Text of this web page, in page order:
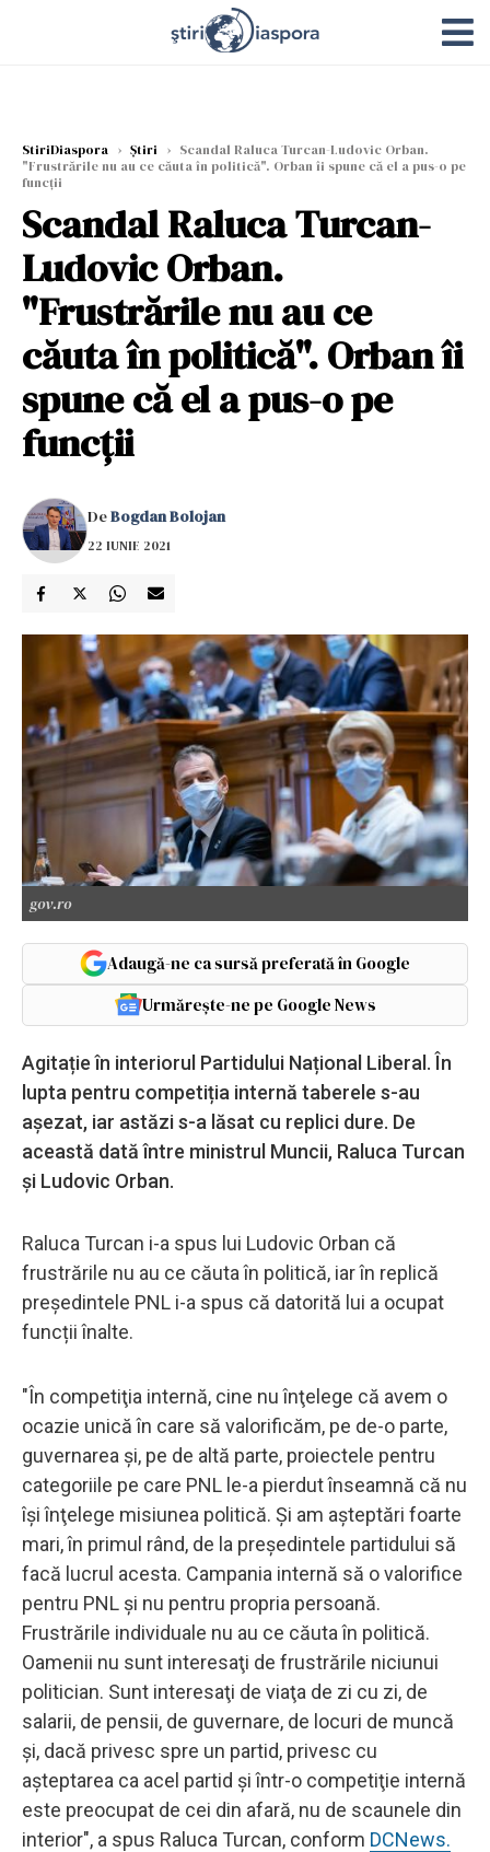
StiriDiaspora › Știri › Scandal Raluca Turcan-Ludovic Orban.
"Frustrările nu au ce căuta în politică". Orban îi spune că el a pus-o pe
funcții
Scandal Raluca Turcan-
Ludovic Orban.
"Frustrările nu au ce
căuta în politică". Orban îi
spune că el a pus-o pe
funcții
DeBogdan Bolojan
22 IUNIE 2021
gov.ro
Adaugă-ne ca sursă preferată în Google
Urmărește-ne pe Google News
Agitație în interiorul Partidului Național Liberal. În
lupta pentru competiția internă taberele s-au
așezat, iar astăzi s-a lăsat cu replici dure. De
această dată între ministrul Muncii, Raluca Turcan
și Ludovic Orban.
Raluca Turcan i-a spus lui Ludovic Orban că
frustrările nu au ce căuta în politică, iar în replică
președintele PNL i-a spus că datorită lui a ocupat
funcții înalte.
"În competiţia internă, cine nu înţelege că avem o
ocazie unică în care să valorificăm, pe de-o parte,
guvernarea şi, pe de altă parte, proiectele pentru
categoriile pe care PNL le-a pierdut înseamnă că nu
îşi înţelege misiunea politică. Şi am aşteptări foarte
mari, în primul rând, de la preşedintele partidului să
facă lucrul acesta. Campania internă să o valorifice
pentru PNL şi nu pentru propria persoană.
Frustrările individuale nu au ce căuta în politică.
Oamenii nu sunt interesaţi de frustrările niciunui
politician. Sunt interesaţi de viaţa de zi cu zi, de
salarii, de pensii, de guvernare, de locuri de muncă
şi, dacă privesc spre un partid, privesc cu
aşteptarea ca acel partid şi într-o competiţie internă
este preocupat de cei din afară, nu de scaunele din
interior", a spus Raluca Turcan, conform DCNews.